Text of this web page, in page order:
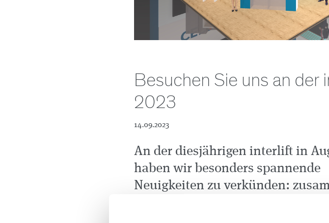
Besuchen Sie uns an der
2023
14.09.2023
An der diesjährigen interlift in
haben wir besonders spannende
Neuigkeiten zu verkünden: